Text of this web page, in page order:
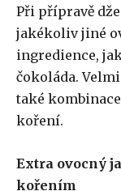
Při přípravě
jakékoliv jiné
ingredience,
čokoláda.
také
koření.
Extra ovocný
kořením